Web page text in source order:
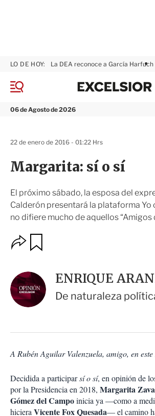
M
n
06 de Agosto de 2026
LO DE HOY: La DEA reconoce a García Harfuch
x
Margarita: sí o sí
El próximo sábado, la esposa del
Calderón presentará la plataforma Yo
no difiere mucho de aquellos “Amigos
22 de enero de 2016 - 01:22 Hrs
O
p
o
n
e
s
c
m
a
r
t
i
r
a
r
ENRIQUE
De naturaleza
A Rubén Aguilar Valenzuela, amigo, en
Decidida a participarsí o sí, en opinión de
por la Presidencia en 2018, Margarita
Gómez del Campoinicia ya —como a
hiciera Vicente Fox Quesada— el camino